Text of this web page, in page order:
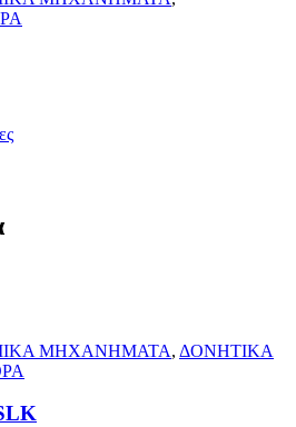
ΜΗΧΑΝΗΜΑΤΑ, ΔΟΝΗΤΙΚΑ